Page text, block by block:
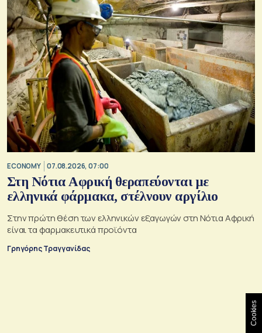
ECONOMY 07.08.2026, 07:00
Στη Νότια Αφρική θεραπεύονται με
ελληνικά φάρμακα, στέλνουν αργίλιο
Στην πρώτη θέση των ελληνικών εξαγωγών στη Νότια Αφρική
είναι τα φαρμακευτικά προϊόντα
Γρηγόρης Τραγγανίδας
Cookies